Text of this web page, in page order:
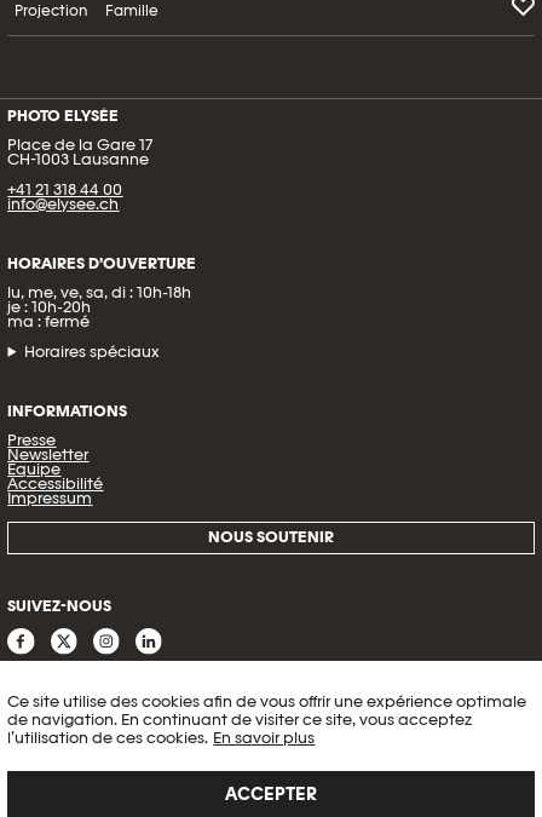
Ce site utilise des cookies afin de vous offrir une expérience optimale
de navigation. En continuant de visiter ce site, vous acceptez
l’utilisation de ces cookies. En savoir plus
ACCEPTER
Projection Famille
PHOTO ELYSÉE
Place de la Gare 17
CH-1003 Lausanne
+41 21 318 44 00
info@elysee.ch
HORAIRES D’OUVERTURE
lu, me, ve, sa, di : 10h-18h
je : 10h-20h
ma : fermé
Horaires spéciaux
INFORMATIONS
Presse
Newsletter
Équipe
Accessibilité
Impressum
NOUS SOUTENIR
SUIVEZ-NOUS